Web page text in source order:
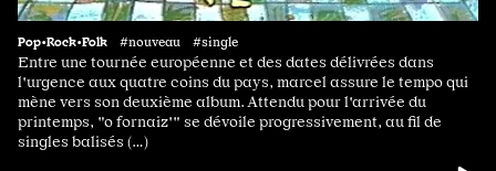
Pop•Rock•Folk #nouveau #single
Entre une tournée européenne et des dates délivrées dans
l'urgence aux quatre coins du pays, marcel assure le tempo qui
mène vers son deuxième album. Attendu pour l'arrivée du
printemps, "o fornaiz'" se dévoile progressivement, au fil de
singles balisés (…)